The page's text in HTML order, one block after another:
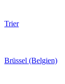
Trier
Brüssel (Belgien)